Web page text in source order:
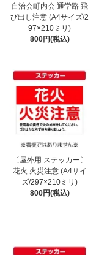
自治会町内会 通学路 飛
び出し注意 (A4サイズ/2
97×210ミリ)
800円(税込)
〔屋外用 ステッカー〕
花火 火災注意 (A4サイ
ズ/297×210ミリ)
800円(税込)